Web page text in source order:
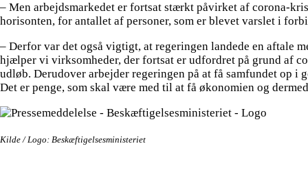
– Men arbejdsmarkedet er fortsat stærkt påvirket af corona-
horisonten, for antallet af personer, som er blevet varslet i
– Derfor var det også vigtigt, at regeringen landede en aftale
hjælper vi virksomheder, der fortsat er udfordret på grund af
udløb. Derudover arbejder regeringen på at få samfundet op
Det er penge, som skal være med til at få økonomien og
Kilde / Logo: Beskæftigelsesministeriet